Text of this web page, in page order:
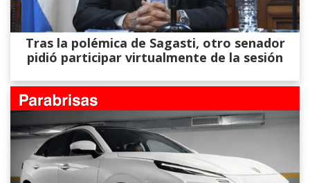
Tras la polémica de Sagasti, otro senador
pidió participar virtualmente de la sesión